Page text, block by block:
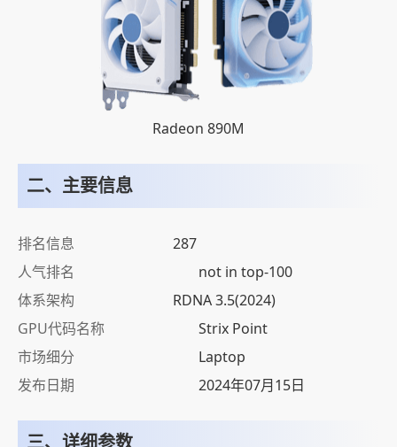
Radeon 890M
二、主要信息
排名信息
287
人气排名
not in top-100
体系架构
RDNA 3.5(2024)
GPU代码名称
Strix Point
市场细分
Laptop
发布日期
2024年07月15日
三、详细参数